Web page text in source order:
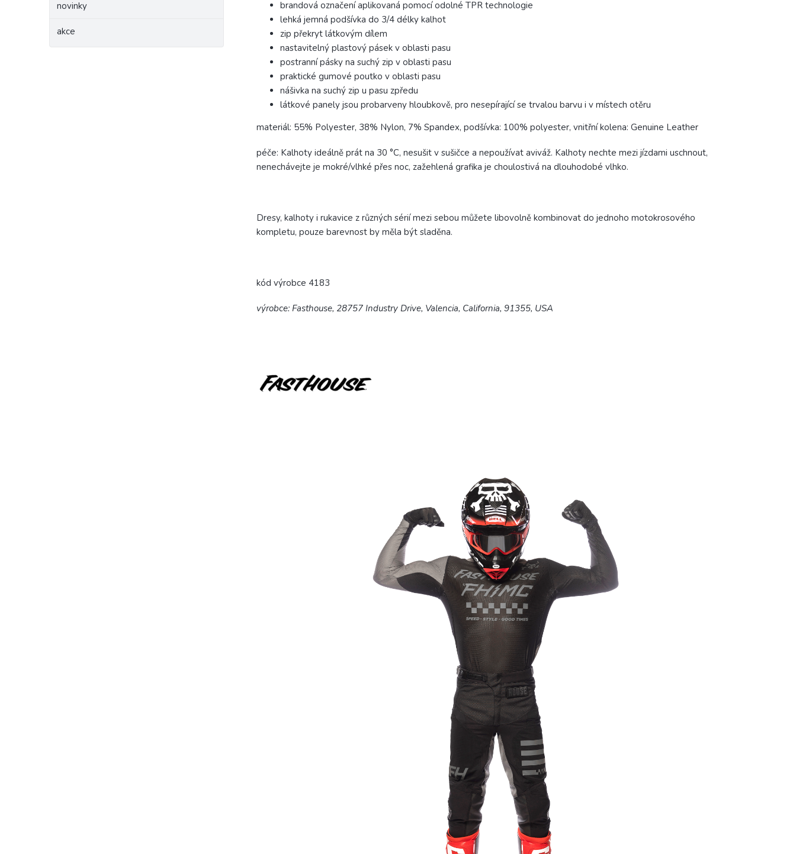
novinky
akce
brandová označení aplikovaná pomocí odolné TPR technologie
lehká jemná podšívka do 3/4 délky kalhot
zip překryt látkovým dílem
nastavitelný plastový pásek v oblasti pasu
postranní pásky na suchý zip v oblasti pasu
praktické gumové poutko v oblasti pasu
nášivka na suchý zip u pasu zpředu
látkové panely jsou probarveny hloubkově, pro nesepírající se trvalou barvu i v místech otěru
materiál: 55% Polyester, 38% Nylon, 7% Spandex, podšívka: 100% polyester, vnitřní kolena: Genuine Leather
péče: Kalhoty ideálně prát na 30 °C, nesušit v sušičce a nepoužívat aviváž. Kalhoty nechte mezi jízdami uschnout,
nenechávejte je mokré/vlhké přes noc, zažehlená grafika je choulostivá na dlouhodobé vlhko.
Dresy, kalhoty i rukavice z různých sérií mezi sebou můžete libovolně kombinovat do jednoho motokrosového
kompletu, pouze barevnost by měla být sladěna.
kód výrobce 4183
výrobce: Fasthouse, 28757 Industry Drive, Valencia, California, 91355, USA